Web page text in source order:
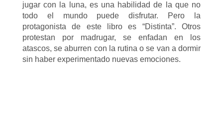
jugar con la luna, es una habilidad de la que no
todo el mundo puede disfrutar. Pero la
protagonista de este libro es “Distinta”. Otros
protestan por madrugar, se enfadan en los
atascos, se aburren con la rutina o se van a dormir
sin haber experimentado nuevas emociones.